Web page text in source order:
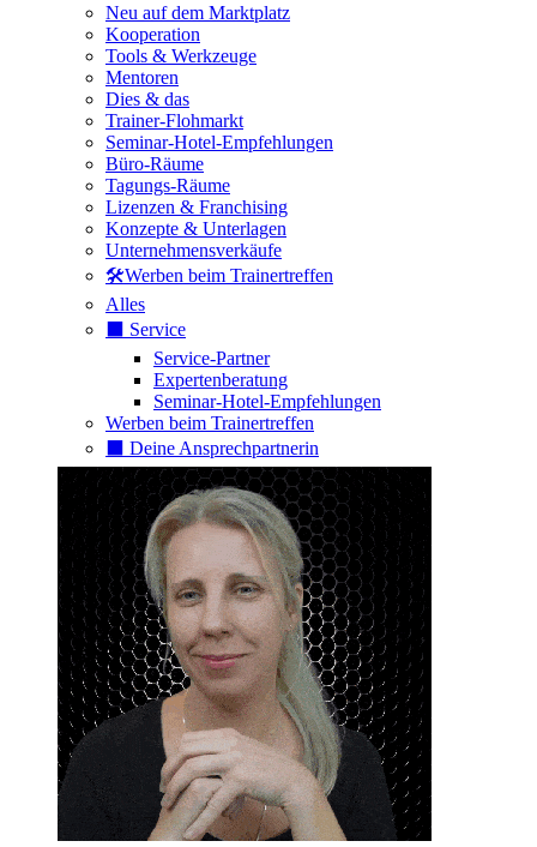
Neu auf dem Marktplatz
Kooperation
Tools & Werkzeuge
Mentoren
Dies & das
Trainer-Flohmarkt
Seminar-Hotel-Empfehlungen
Büro-Räume
Tagungs-Räume
Lizenzen & Franchising
Konzepte & Unterlagen
Unternehmensverkäufe
🛠️Werben beim Trainertreffen
Alles
⬛️ Service
Service-Partner
Expertenberatung
Seminar-Hotel-Empfehlungen
Werben beim Trainertreffen
⬛️ Deine Ansprechpartnerin